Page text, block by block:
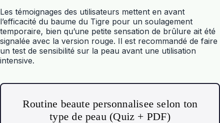
Les témoignages des utilisateurs mettent en avant
l’efficacité du baume du Tigre pour un soulagement
temporaire, bien qu’une petite sensation de brûlure ait été
signalée avec la version rouge. Il est recommandé de faire
un test de sensibilité sur la peau avant une utilisation
intensive.
Routine beaute personnalisee selon ton
type de peau (Quiz + PDF)